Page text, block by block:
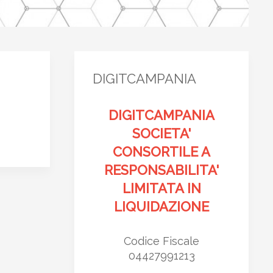
DIGITCAMPANIA
DIGITCAMPANIA
SOCIETA'
CONSORTILE A
RESPONSABILITA'
LIMITATA IN
LIQUIDAZIONE
Codice Fiscale
04427991213